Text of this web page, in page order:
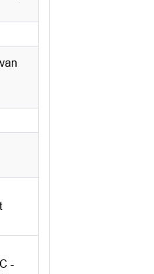
-